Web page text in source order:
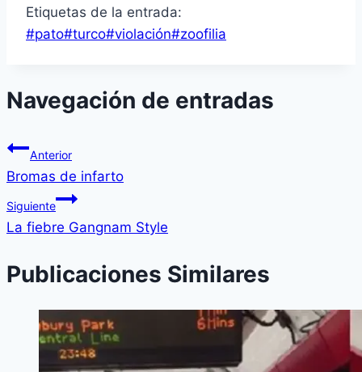
Etiquetas de la entrada:
#pato#turco#violación#zoofilia
Navegación de entradas
Anterior
Bromas de infarto
Siguiente
La fiebre Gangnam Style
Publicaciones Similares